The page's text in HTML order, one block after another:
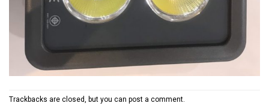
Trackbacks are closed, but you can post a comment